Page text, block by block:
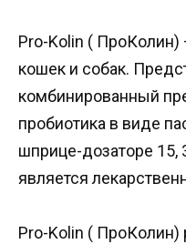
Pro-Kolin (
кошек и собак.
комбинированный
пробиотика в виде
шприце-дозаторе 15,
является
Pro-Kolin ( ПроКолин)